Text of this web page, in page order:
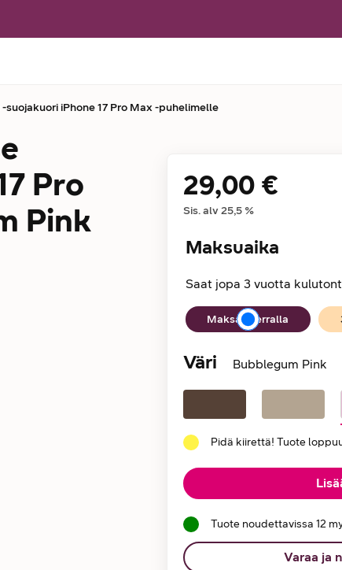
iPhone 17 Pro Max -puhelimelle
Pro
Pink
Hintatiedot
29,00 €
Sis. alv 25,5%
Maksuaika
Saat jopa 3 vuotta
Maksuaika
Maksan kerralla
Väri Bubblegum Pink
Pidä kiirettä! Tuote
Tuote noudettavissa 12
Varaa ja